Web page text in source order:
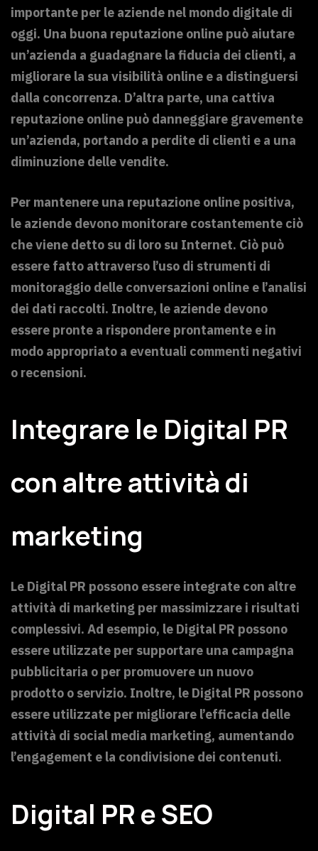
importante per le aziende nel mondo digitale di
oggi. Una buona reputazione online può aiutare
un’azienda a guadagnare la fiducia dei clienti, a
migliorare la sua visibilità online e a distinguersi
dalla concorrenza. D’altra parte, una cattiva
reputazione online può danneggiare gravemente
un’azienda, portando a perdite di clienti e a una
diminuzione delle vendite.
Per mantenere una reputazione online positiva,
le aziende devono monitorare costantemente ciò
che viene detto su di loro su Internet. Ciò può
essere fatto attraverso l’uso di strumenti di
monitoraggio delle conversazioni online e l’analisi
dei dati raccolti. Inoltre, le aziende devono
essere pronte a rispondere prontamente e in
modo appropriato a eventuali commenti negativi
o recensioni.
Integrare le Digital PR
con altre attività di
marketing
Le Digital PR possono essere integrate con altre
attività di marketing per massimizzare i risultati
complessivi. Ad esempio, le Digital PR possono
essere utilizzate per supportare una campagna
pubblicitaria o per promuovere un nuovo
prodotto o servizio. Inoltre, le Digital PR possono
essere utilizzate per migliorare l’efficacia delle
attività di social media marketing, aumentando
l’engagement e la condivisione dei contenuti.
Digital PR e SEO